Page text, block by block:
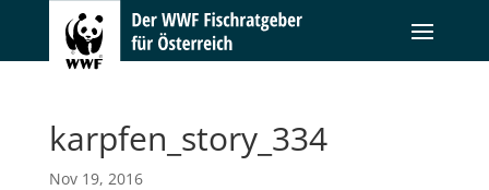
karpfen_story_334
Nov 19, 2016